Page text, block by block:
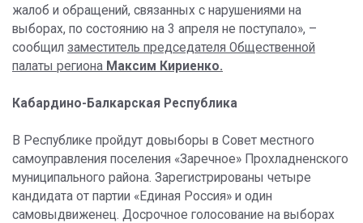
жалоб и обращений, связанных с нарушениями на
выборах, по состоянию на 3 апреля не поступало», –
сообщил заместитель председателя Общественной
палаты региона Максим Кириенко.
Кабардино-Балкарская Республика
В Республике пройдут довыборы в Совет местного
самоуправления поселения «Заречное» Прохладненского
муниципального района. Зарегистрированы четыре
кандидата от партии «Единая Россия» и один
самовыдвиженец. Досрочное голосование на выборах